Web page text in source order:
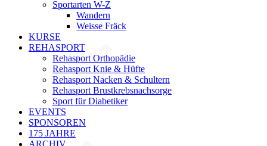
Sportarten W-Z
Wandern
Weisse Fräck
KURSE
REHASPORT
Rehasport Orthopädie
Rehasport Knie & Hüfte
Rehasport Nacken & Schultern
Rehasport Brustkrebsnachsorge
Sport für Diabetiker
EVENTS
SPONSOREN
175 JAHRE
ARCHIV